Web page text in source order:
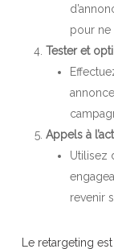
pour ne
Tester et
Appels à
Utilisez
revenir
Le retargeting